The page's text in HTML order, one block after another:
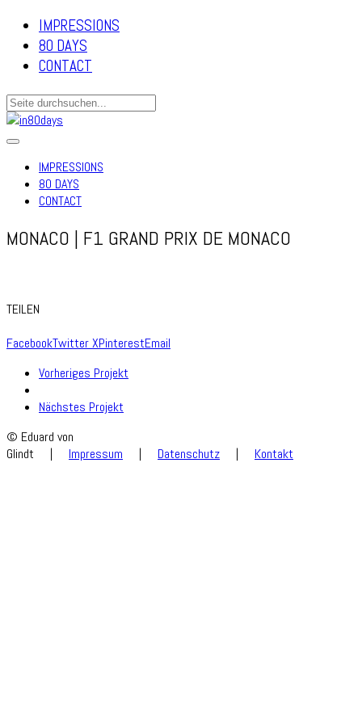
IMPRESSIONS
80 DAYS
CONTACT
IMPRESSIONS
80 DAYS
CONTACT
MONACO | F1 GRAND PRIX DE MONACO
TEILEN
FacebookTwitter XPinterestEmail
Vorheriges Projekt
Nächstes Projekt
© Eduard von
Glindt
| Impressum | Datenschutz | Kontakt